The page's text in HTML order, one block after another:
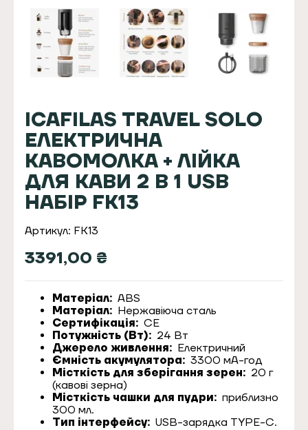
ICAFILAS TRAVEL SOLO
ЕЛЕКТРИЧНА
КАВОМОЛКА + ЛІЙКА
ДЛЯ КАВИ 2 В 1 USB
НАБІР FK13
Артикул: FK13
3391,00 ₴
Матеріал: ABS
Матеріал: Нержавіюча сталь
Сертифікація: CE
Потужність (Вт): 24 Вт
Джерело живлення: Електричний
Ємність акумулятора: 3300 мА-год
Місткість для зберігання зерен: 20 г
(кавові зерна)
Місткість чашки для пудри: приблизно
300 мл.
Тип інтерфейсу: USB-зарядка TYPE-C.